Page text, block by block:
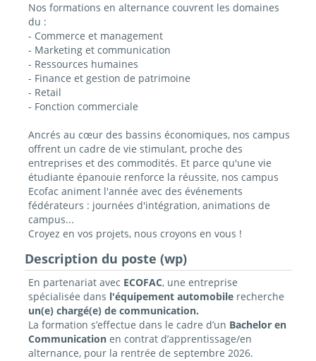
Nos formations en alternance couvrent les domaines
du :
- Commerce et management
- Marketing et communication
- Ressources humaines
- Finance et gestion de patrimoine
- Retail
- Fonction commerciale
Ancrés au cœur des bassins économiques, nos campus
offrent un cadre de vie stimulant, proche des
entreprises et des commodités. Et parce qu'une vie
étudiante épanouie renforce la réussite, nos campus
Ecofac animent l'année avec des événements
fédérateurs : journées d'intégration, animations de
campus...
Croyez en vos projets, nous croyons en vous !
Description du poste (wp)
En partenariat avec ECOFAC, une entreprise
spécialisée dans l'équipement automobile recherche
un(e) chargé(e) de communication.
La formation s’effectue dans le cadre d’un Bachelor en
Communication en contrat d’apprentissage/en
alternance, pour la rentrée de septembre 2026.